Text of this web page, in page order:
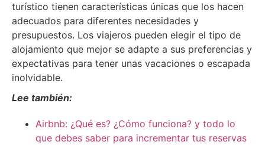
turístico tienen características únicas que los hacen
adecuados para diferentes necesidades y
presupuestos. Los viajeros pueden elegir el tipo de
alojamiento que mejor se adapte a sus preferencias y
expectativas para tener unas vacaciones o escapada
inolvidable.
Lee también:
Airbnb: ¿Qué es? ¿Cómo funciona? y todo lo
que debes saber para incrementar tus reservas